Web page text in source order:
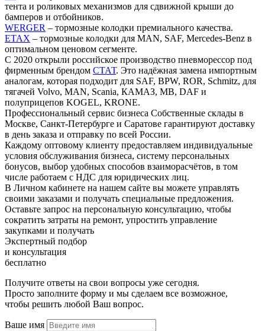
тента и роликовых механизмов для сдвижной крыши до
бамперов и отбойников.
WERGER – тормозные колодки премиального качества.
ETAX – тормозные колодки для MAN, SAF, Mercedes-Benz в
оптимальном ценовом сегменте.
С 2020 открыли российское производство пневморессор под
фирменным брендом СТАТ. Это надёжная замена импортным
аналогам, которая подходит для SAF, BPW, ROR, Schmitz, для
тягачей Volvo, MAN, Scania, КАМАЗ, MB, DAF и
полуприцепов KOGEL, KRONE.
Профессиональный сервис бизнеса Собственные склады в
Москве, Санкт-Петербурге и Саратове гарантируют доставку
в день заказа и отправку по всей России.
Каждому оптовому клиенту предоставляем индивидуальные
условия обслуживания бизнеса, систему персональных
бонусов, выбор удобных способов взаиморасчётов, в том
числе работаем с НДС для юридических лиц.
В Личном кабинете на нашем сайте вы можете управлять
своими заказами и получать специальные предложения.
Оставьте запрос на персональную консультацию, чтобы
сократить затраты на ремонт, упростить управление
закупками и получать
Экспертный подбор
и консультация
бесплатно
Получите ответы на свои вопросы уже сегодня.
Просто заполните форму и мы сделаем все возможное,
чтобы решить любой Ваш вопрос.
Ваше имя